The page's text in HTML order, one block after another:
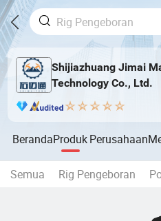
Shijiazhuang Jimai
Technology Co., Ltd.
BerandaProdukPerusahaan
Semua Rig Pengeboran